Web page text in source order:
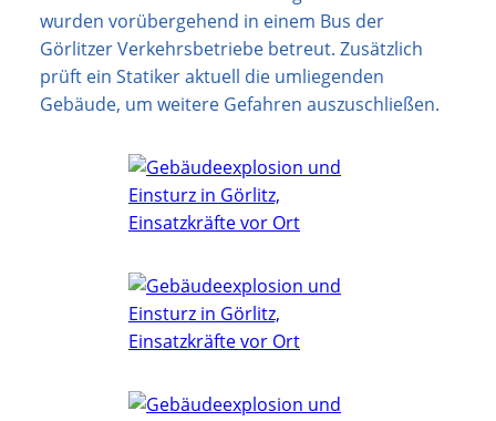
wurden vorübergehend in einem Bus der
Görlitzer Verkehrsbetriebe betreut. Zusätzlich
prüft ein Statiker aktuell die umliegenden
Gebäude, um weitere Gefahren auszuschließen.